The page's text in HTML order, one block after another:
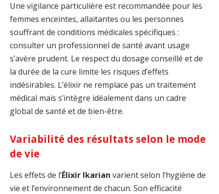
Une vigilance particulière est recommandée pour les
femmes enceintes, allaitantes ou les personnes
souffrant de conditions médicales spécifiques :
consulter un professionnel de santé avant usage
s’avère prudent. Le respect du dosage conseillé et de
la durée de la cure limite les risques d’effets
indésirables. L’élixir ne remplace pas un traitement
médical mais s’intègre idéalement dans un cadre
global de santé et de bien-être.
Variabilité des résultats selon le mode
de vie
Les effets de l’Élixir Ikarian varient selon l’hygiène de
vie et l’environnement de chacun. Son efficacité